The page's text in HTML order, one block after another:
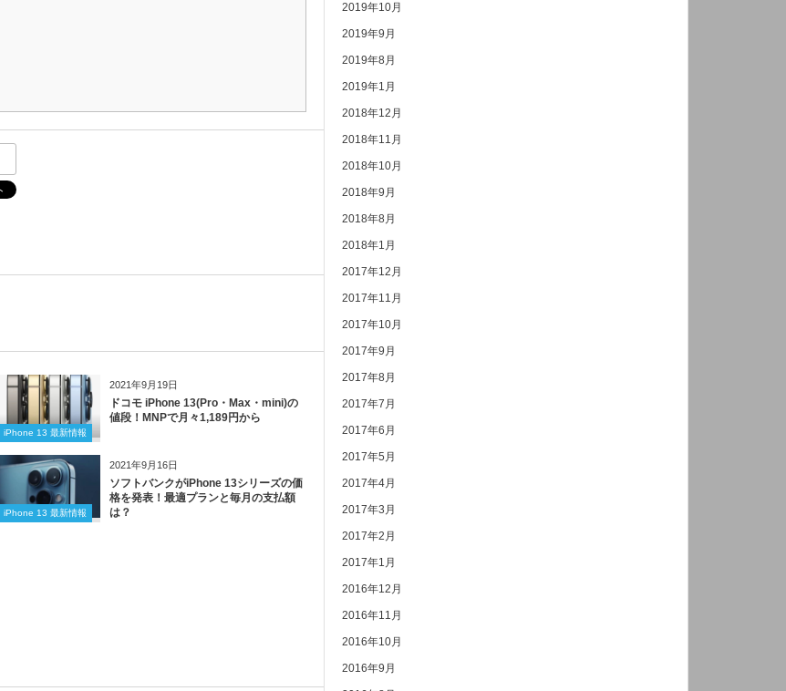
2021年9月19日
iPhone 13 最新情報
ドコモ iPhone 13(Pro・Max・mini)の
値段！MNPで月々1,189円から
2021年9月16日
iPhone 13 最新情報
ソフトバンクがiPhone 13シリーズの価
格を発表！最適プランと毎月の支払額
は？
2019年10月
2019年9月
2019年8月
2019年1月
2018年12月
2018年11月
2018年10月
2018年9月
2018年8月
2018年1月
2017年12月
2017年11月
2017年10月
2017年9月
2017年8月
2017年7月
2017年6月
2017年5月
2017年4月
2017年3月
2017年2月
2017年1月
2016年12月
2016年11月
2016年10月
2016年9月